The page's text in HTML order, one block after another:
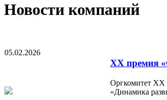
Новости компаний
05.02.2026
XX премия
Оргкомитет XX
«Динамика